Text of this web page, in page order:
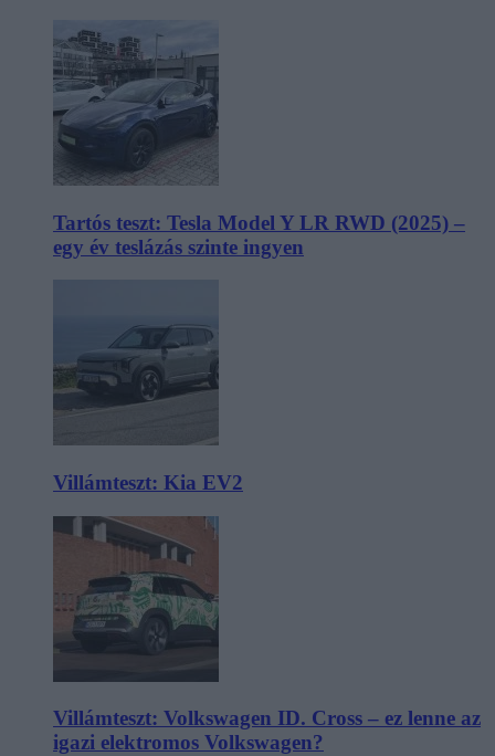
Tartós teszt: Tesla Model Y LR RWD (2025) –
egy év teslázás szinte ingyen
Villámteszt: Kia EV2
Villámteszt: Volkswagen ID. Cross – ez lenne az
igazi elektromos Volkswagen?